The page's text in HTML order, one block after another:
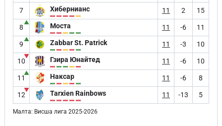
7 Хибернианс 11 2 15
8
▲ Моста 11 -6 11
9
▲ Zabbar St. Patrick 11 -3 10
10
▼ Гзира Юнайтед 11 -6 10
11
▲ Наксар 11 -6 8
12
▼ Tarxien Rainbows 11 -13 5
Малта: Висша лига 2025-2026